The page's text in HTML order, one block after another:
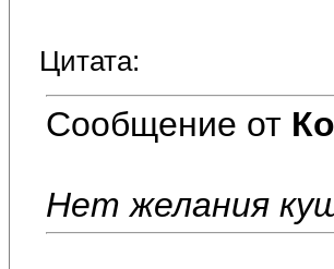
Цитата:
Сообщение от
Нет желания